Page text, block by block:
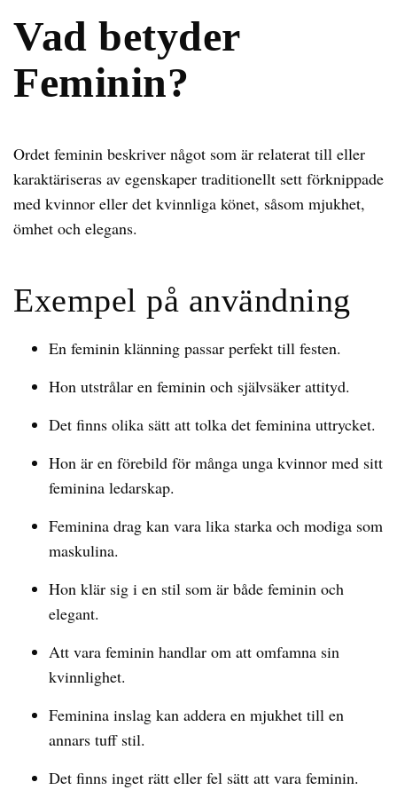
Vad betyder
Feminin?
Ordet feminin beskriver något som är relaterat till eller
karaktäriseras av egenskaper traditionellt sett förknippade
med kvinnor eller det kvinnliga könet, såsom mjukhet,
ömhet och elegans.
Exempel på användning
En feminin klänning passar perfekt till festen.
Hon utstrålar en feminin och självsäker attityd.
Det finns olika sätt att tolka det feminina uttrycket.
Hon är en förebild för många unga kvinnor med sitt
feminina ledarskap.
Feminina drag kan vara lika starka och modiga som
maskulina.
Hon klär sig i en stil som är både feminin och
elegant.
Att vara feminin handlar om att omfamna sin
kvinnlighet.
Feminina inslag kan addera en mjukhet till en
annars tuff stil.
Det finns inget rätt eller fel sätt att vara feminin.